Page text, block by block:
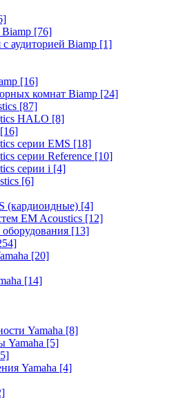
[76]
аудиторией Biamp [1]
[16]
комнат Biamp [24]
[87]
HALO [8]
[16]
серии EMS [18]
серии Reference [10]
серии i [4]
[6]
(кардиоидные) [4]
EM Acoustics [12]
[13]
[20]
[14]
Yamaha [8]
Yamaha [5]
Yamaha [4]